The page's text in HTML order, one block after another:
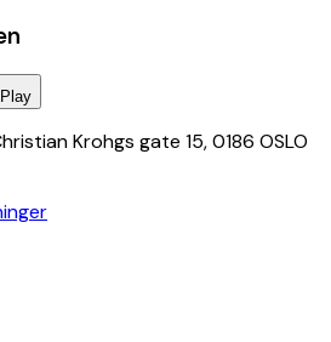
Krohgs gate 15, 0186 OSLO